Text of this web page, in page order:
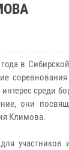
в
среди
они
Климова.
участников